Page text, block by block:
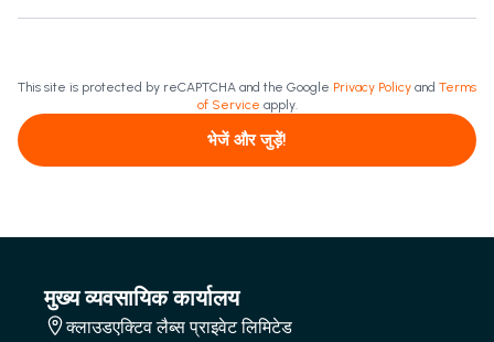
This site is protected by reCAPTCHA and the Google Privacy Policy and Terms
of Service apply.
भेजें और जुड़ें!
मुख्य व्यवसायिक कार्यालय
क्लाउडएक्टिव लैब्स प्राइवेट लिमिटेड